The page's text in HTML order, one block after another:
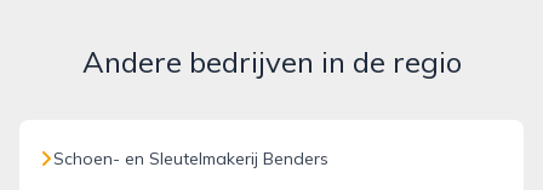
Andere bedrijven in de regio
Schoen- en Sleutelmakerij Benders